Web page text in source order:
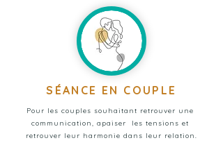
SÉANCE EN COUPLE
Pour les couples souhaitant retrouver une
communication, apaiser  les tensions et
retrouver leur harmonie dans leur relation.